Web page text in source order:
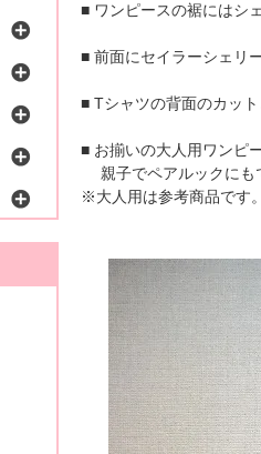
■ ワンピースの裾にはシ
■ 前面にセイラーシェリ
■ Tシャツの背面のカッ
■ お揃いの大人用ワンピ
親子でペアルックにも
※大人用は参考商品です